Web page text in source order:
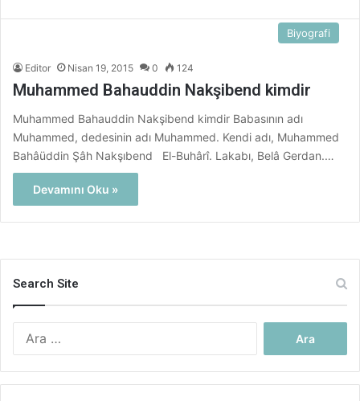
Biyografi
Editor Nisan 19, 2015 0 124
Muhammed Bahauddin Nakşibend kimdir
Muhammed Bahauddin Nakşibend kimdir Babasının adı
Muhammed, dedesinin adı Muhammed. Kendi adı, Muhammed
Bahâüddin Şâh Nakşıbend El-Buhârî. Lakabı, Belâ Gerdan.…
Devamını Oku »
Search Site